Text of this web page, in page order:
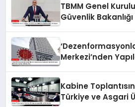
TBMM Genel
Güvenlik
Merkezi’nden
Kabine
Türkiye ve Asgari